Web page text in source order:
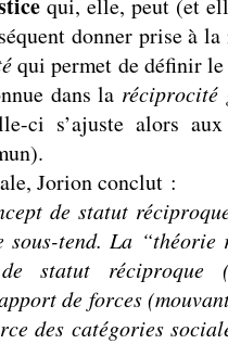
qui, elle, peut (et
donner prise à
qui permet de définir
dans la réciprocité
ci s’ajuste alors
Jorion conclut :
de statut
tend. La “théorie
statut réciproque
de forces
des catégories